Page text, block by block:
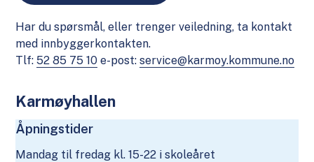
Har du spørsmål, eller trenger veiledning, ta kontakt
med innbyggerkontakten.
Tlf:52 85 75 10 e-post:service@karmoy.kommune.no
Karmøyhallen
Åpningstider
Mandag til fredag kl. 15-22 i skoleåret